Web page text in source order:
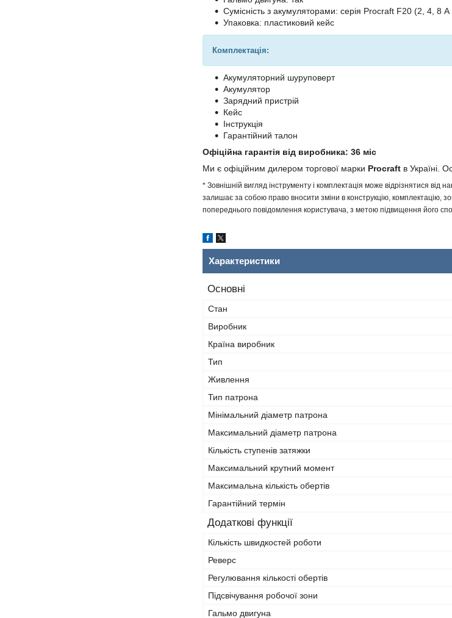
Сумісність з акумуляторами: серія Procraft F20 (2, 4, 8 А
Упаковка: пластиковий кейс
Комплектація:
Акумуляторний шуруповерт
Акумулятор
Зарядний пристрій
Кейс
Інструкція
Гарантійний талон
Офіційна гарантія від виробника: 36 міс
Ми є офіційним дилером торгової марки Procraft в Україні.
* Зовнішній вигляд інструменту і комплектація може відрізнятися
залишає за собою право вносити зміни в конструкцію, комплектацію,
попереднього повідомлення користувача, з метою підвищення його
Характеристики
Основні
Стан
Виробник
Країна виробник
Тип
Живлення
Тип патрона
Мінімальний діаметр патрона
Максимальний діаметр патрона
Кількість ступенів затяжки
Максимальний крутний момент
Максимальна кількість обертів
Гарантійний термін
Додаткові функції
Кількість швидкостей роботи
Реверс
Регулювання кількості обертів
Підсвічування робочої зони
Гальмо двигуна